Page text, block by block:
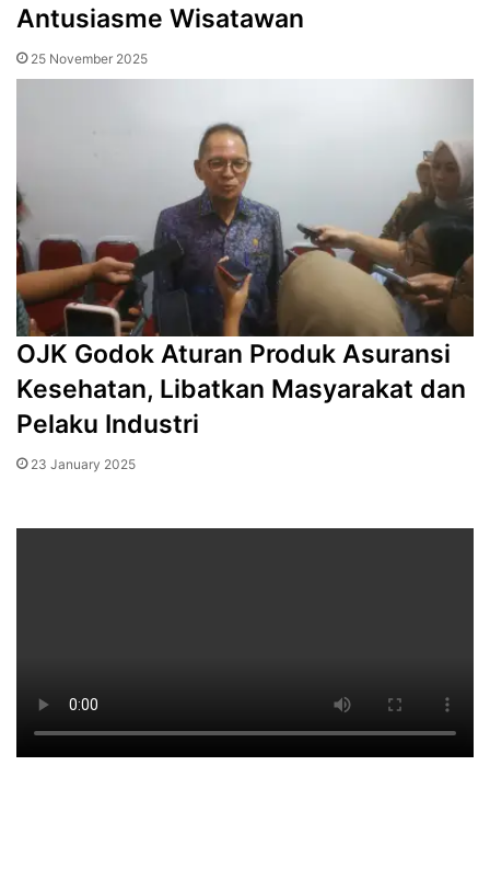
Antusiasme Wisatawan
25 November 2025
OJK Godok Aturan Produk Asuransi
Kesehatan, Libatkan Masyarakat dan
Pelaku Industri
23 January 2025